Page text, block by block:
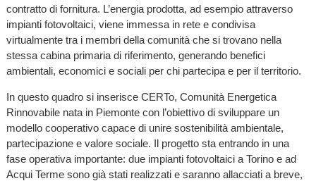
contratto di fornitura. L’energia prodotta, ad esempio attraverso
impianti fotovoltaici, viene immessa in rete e condivisa
virtualmente tra i membri della comunità che si trovano nella
stessa cabina primaria di riferimento, generando benefici
ambientali, economici e sociali per chi partecipa e per il territorio.
In questo quadro si inserisce CERTo, Comunità Energetica
Rinnovabile nata in Piemonte con l’obiettivo di sviluppare un
modello cooperativo capace di unire sostenibilità ambientale,
partecipazione e valore sociale. Il progetto sta entrando in una
fase operativa importante: due impianti fotovoltaici a Torino e ad
Acqui Terme sono già stati realizzati e saranno allacciati a breve,